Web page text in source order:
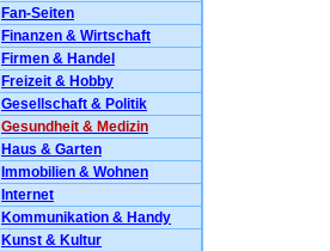
Fan-Seiten
Finanzen & Wirtschaft
Firmen & Handel
Freizeit & Hobby
Gesellschaft & Politik
Gesundheit & Medizin
Haus & Garten
Immobilien & Wohnen
Internet
Kommunikation & Handy
Kunst & Kultur